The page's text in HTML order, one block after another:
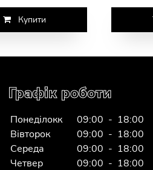
Купити
Графік роботи
Понеділокк
09:00 - 18:00
Вівторок
09:00 - 18:00
Середа
09:00 - 18:00
Четвер
09:00 - 18:00